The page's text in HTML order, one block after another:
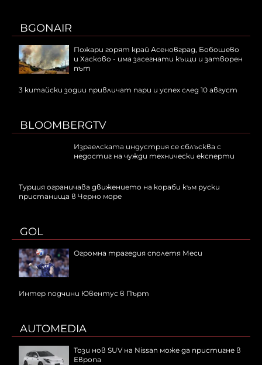
BGONAIR
Пожари горят край Асеновград, Бобошево
и Хасково - има засегнати къщи и затворен
път
3 китайски зодии привличат пари и успех след 10 август
BLOOMBERGTV
Израелската индустрия се сблъсква с
недостиг на чужди технически експерти
Турция ограничава движението на кораби към руски
пристанища в Черно море
GOL
Огромна трагедия сполетя Меси
Интер подчини Ювентус в Пърт
AUTOMEDIA
Този нов SUV на Nissan може да пристигне в
Европа